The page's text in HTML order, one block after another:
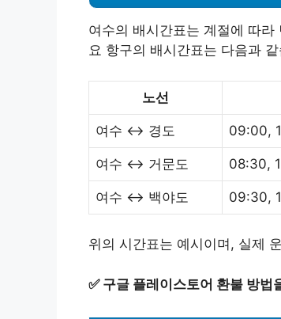
여수의 배시간표는 계절에 따
요 항구의 배시간표는 다음과
노선
여수 ↔ 경도 09:00,
여수 ↔ 거문도 08:30,
여수 ↔ 백야도 09:30,
위의 시간표는 예시이며, 실제
✅ 구글 플레이스토어 환불 방법